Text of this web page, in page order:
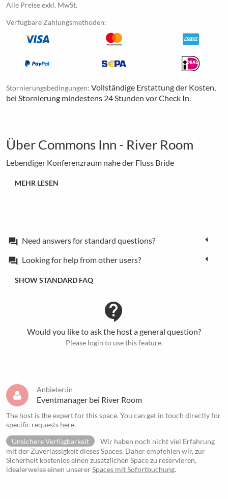
Alle Preise exkl. MwSt.
Verfügbare Zahlungsmethoden:
Stornierungsbedingungen: Vollständige Erstattung der Kosten,
bei Stornierung mindestens 24 Stunden vor Check In.
Über Commons Inn - River Room
Lebendiger Konferenzraum nahe der Fluss Bride
MEHR LESEN
forum Need answers for standard questions?
forum Looking for help from other users?
SHOW STANDARD FAQ
contact_support
Would you like to ask the host a general question?
Please login to use this feature.
Anbieter:in
Eventmanager bei River Room
The host is the expert for this space. You can get in touch directly for
specific requests here.
Unsichere Verfügbarkeit
Wir haben noch nicht viel Erfahrung
mit der Zuverlässigkeit dieses Spaces. Daher empfehlen wir, zur
Sicherheit kostenlos einen zusätzlichen Space zu reservieren,
idealerweise einen unsererSpaces mit Sofortbuchung.